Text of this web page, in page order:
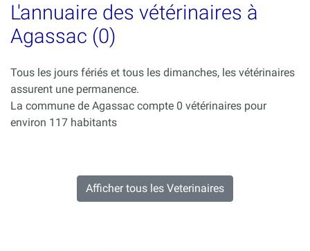
L'annuaire des vétérinaires à
Agassac (0)
Tous les jours fériés et tous les dimanches, les vétérinaires
assurent une permanence.
La commune de Agassac compte 0 vétérinaires pour
environ 117 habitants
Afficher tous les Veterinaires